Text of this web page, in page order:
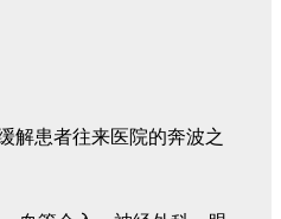
解患者往来医院的奔波之